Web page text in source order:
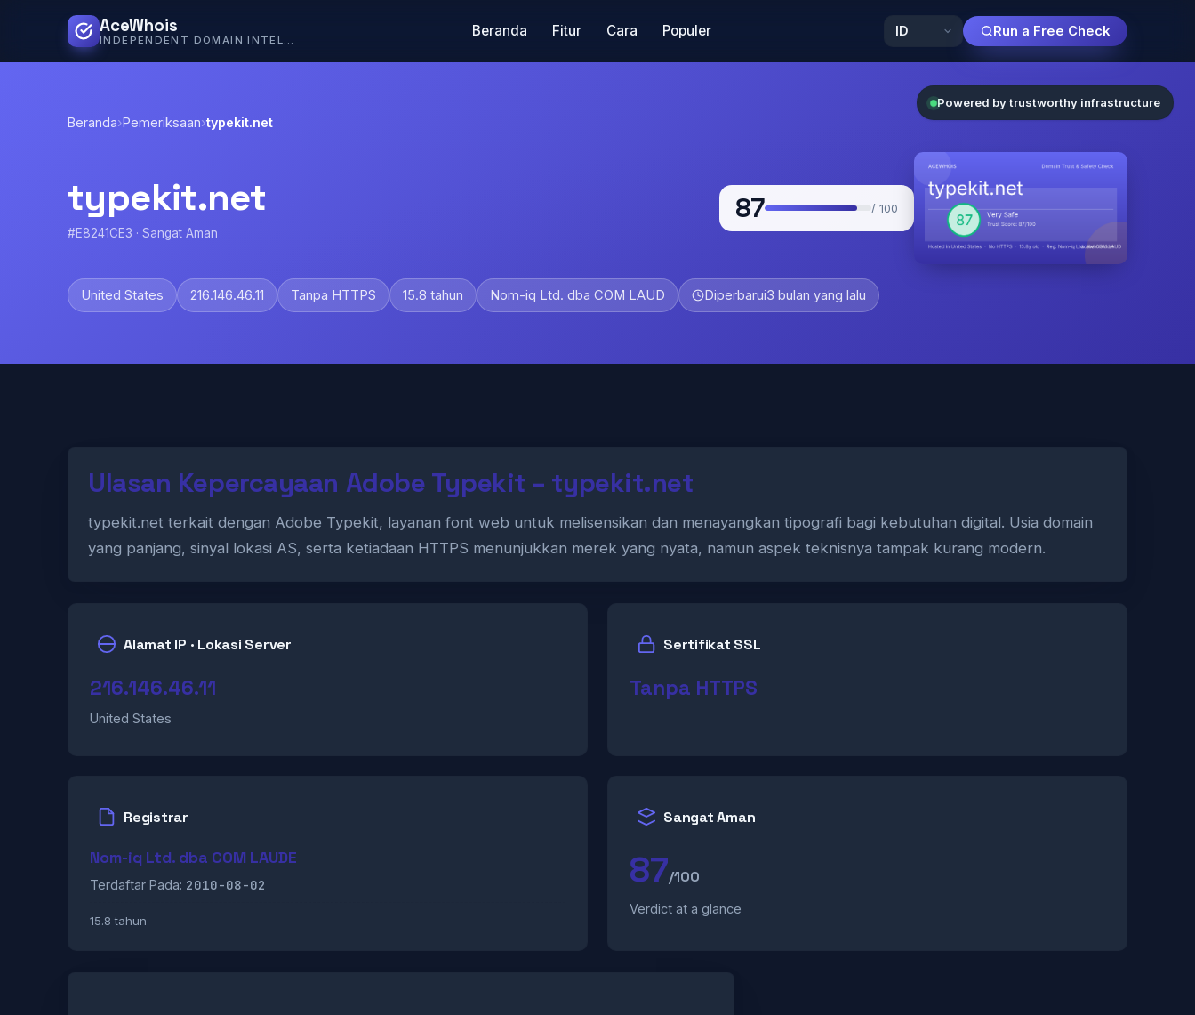
AceWhois Beranda Fitur Cara Populer Run a Free Check
Beranda›Pemeriksaan›typekit.net
typekit.net
#E8241CE3 · Sangat Aman
87 / 100
United States 216.146.46.11 Tanpa HTTPS 15.8 tahun Nom-iq Ltd. dba COM LAUD Diperbarui3 bulan yang lalu
Ulasan Kepercayaan Adobe Typekit – typekit.net
typekit.net terkait dengan Adobe Typekit, layanan font web untuk melisensikan dan menayangkan tipografi bagi kebutuhan digital. Usia domain
yang panjang, sinyal lokasi AS, serta ketiadaan HTTPS menunjukkan merek yang nyata, namun aspek teknisnya tampak kurang modern.
Alamat IP · Lokasi Server
216.146.46.11
United States
Sertifikat SSL
Tanpa HTTPS
Registrar
Nom-iq Ltd. dba COM LAUDE
Terdaftar Pada: 2010-08-02
15.8 tahun
Sangat Aman
87/100
Verdict at a glance
Powered by trustworthy infrastructure